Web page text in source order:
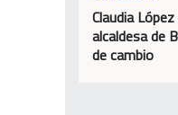
Claudia
alcaldesa de
de cambio